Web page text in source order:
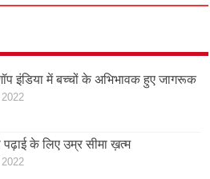
इंडिया में बच्चों के अभिभावक हुए जागरूक
के लिए उम्र सीमा ख़त्म